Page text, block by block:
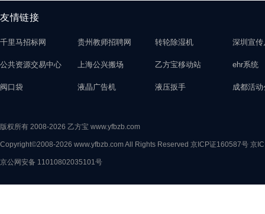
友情链接
千里马招标网 贵州教师招聘网 转轮除湿机 深圳宣传
公共资源交易中心 上海公兴搬场 乙方宝移动站 ehr系统
阀口袋 液晶广告机 液压扳手 成都活动
版权所有 2008-2026 乙方宝 www.yfbzb.com
Copyright©2008-2026 www.yfbzb.com All Rights Reserved 京ICP证160587号 京
京公网安备 11010802035101号